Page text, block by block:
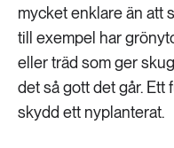
mycket enklare än att
till exempel har
eller träd som ger
det så gott det går.
skydd ett nyplanterat.